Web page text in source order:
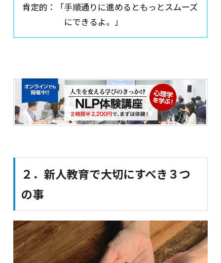
肯定的：「手順通りに進めるともっとスムーズ
にできるよ。」
２．新人教育で大切にすべき３つ
の事